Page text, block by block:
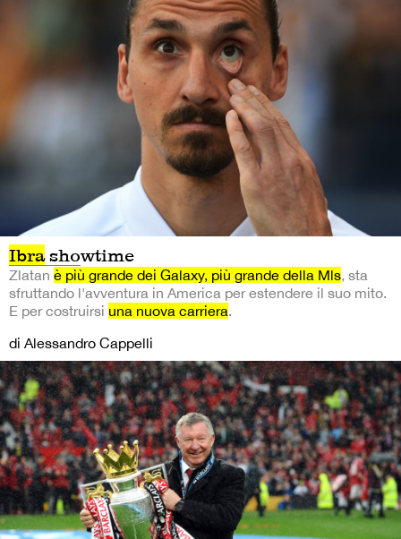
Ibrashowtime
Zlatan è più grande dei Galaxy, più grande della Mls, sta
sfruttando l'avventura in America per estendere il suo mito.
E per costruirsi una nuova carriera.
di Alessandro Cappelli